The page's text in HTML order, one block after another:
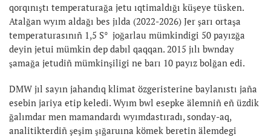
qorqınıştı temperaturağa jetu ıqtimaldığı küşeye tüsken.
Atalğan wyım aldağı bes jılda (2022-2026) Jer şarı ortaşa
temperaturasınıñ 1,5 S° joğarlau mümkindigi 50 payızğa
deyin jetui mümkin dep dabıl qaqqan. 2015 jılı bwnday
şamağa jetudiñ mümkinşiligi ne barı 10 payız bolğan edi.
DMW jıl sayın jahandıq klimat özgeristerine baylanıstı jaña
esebin jariya etip keledi. Wyım bwl esepke älemniñ eñ üzdik
ğalımdar men mamandardı wyımdastıradı, sonday-aq,
analitikterdiñ şeşim şığaruına kömek beretin älemdegi